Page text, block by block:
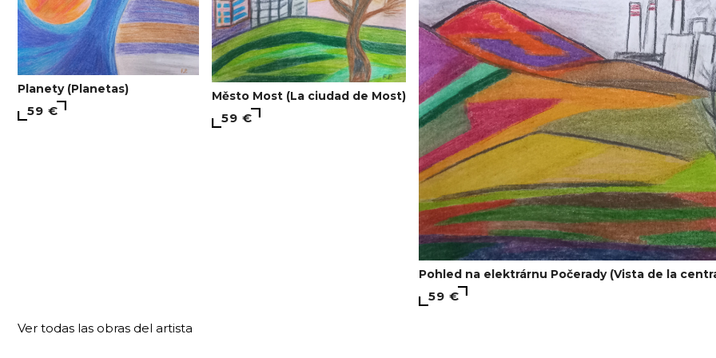
Planety (Planetas)
59 €
Město Most (La ciudad de Most)
59 €
Pohled na elektrárnu Počerady (Vista de la
59 €
Ver todas las obras del artista